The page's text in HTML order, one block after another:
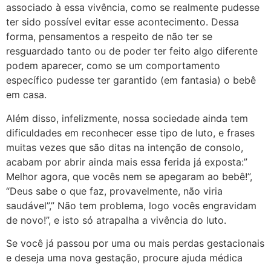
associado à essa vivência, como se realmente pudesse
ter sido possível evitar esse acontecimento. Dessa
forma, pensamentos a respeito de não ter se
resguardado tanto ou de poder ter feito algo diferente
podem aparecer, como se um comportamento
específico pudesse ter garantido (em fantasia) o bebê
em casa.
Além disso, infelizmente, nossa sociedade ainda tem
dificuldades em reconhecer esse tipo de luto, e frases
muitas vezes que são ditas na intenção de consolo,
acabam por abrir ainda mais essa ferida já exposta:”
Melhor agora, que vocês nem se apegaram ao bebê!”,
“Deus sabe o que faz, provavelmente, não viria
saudável”,” Não tem problema, logo vocês engravidam
de novo!”, e isto só atrapalha a vivência do luto.
Se você já passou por uma ou mais perdas gestacionais
e deseja uma nova gestação, procure ajuda médica